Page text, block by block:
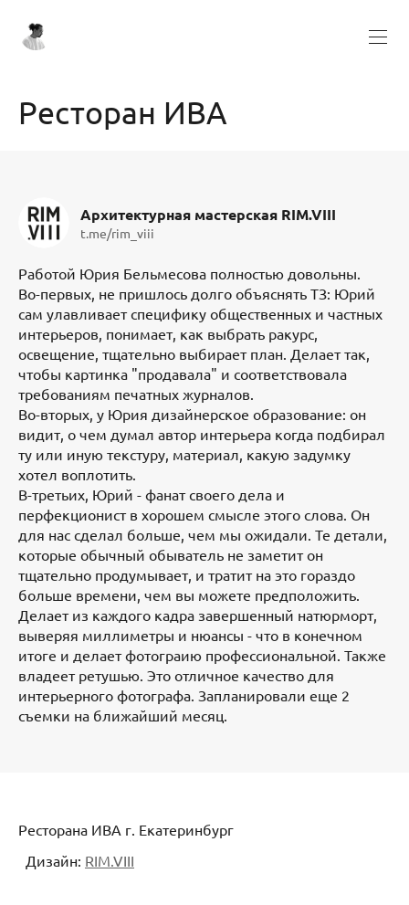
Ресторан ИВА
Архитектурная мастерская RIM.VIII
t.me/rim_viii
Работой Юрия Бельмесова полностью довольны.
Во-первых, не пришлось долго объяснять ТЗ: Юрий
сам улавливает специфику общественных и частных
интерьеров, понимает, как выбрать ракурс,
освещение, тщательно выбирает план. Делает так,
чтобы картинка "продавала" и соответствовала
требованиям печатных журналов.
Во-вторых, у Юрия дизайнерское образование: он
видит, о чем думал автор интерьера когда подбирал
ту или иную текстуру, материал, какую задумку
хотел воплотить.
В-третьих, Юрий - фанат своего дела и
перфекционист в хорошем смысле этого слова. Он
для нас сделал больше, чем мы ожидали. Те детали,
которые обычный обыватель не заметит он
тщательно продумывает, и тратит на это гораздо
больше времени, чем вы можете предположить.
Делает из каждого кадра завершенный натюрморт,
выверяя миллиметры и нюансы - что в конечном
итоге и делает фотограию профессиональной. Также
владеет ретушью. Это отличное качество для
интерьерного фотографа. Запланировали еще 2
съемки на ближайший месяц.
Ресторана ИВА г. Екатеринбург
Дизайн: RIM.VIII